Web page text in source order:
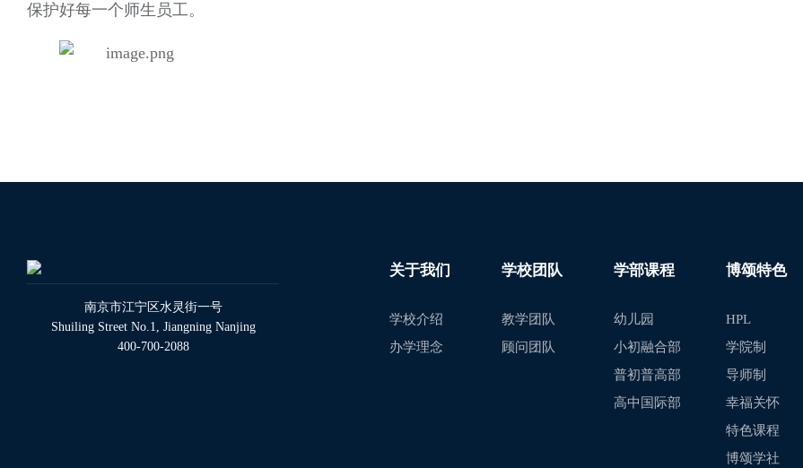
保护好每一个师生员工。
南京市江宁区水灵街一号
Shuiling Street No.1, Jiangning Nanjing
400-700-2088
关于我们
学校介绍
办学理念
学校团队
教学团队
顾问团队
学部课程
幼儿园
小初融合部
普初普高部
高中国际部
博颂特色
HPL
学院制
导师制
幸福关怀
特色课程
博颂学社